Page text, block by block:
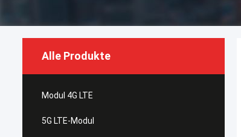
Alle Produkte
Modul 4G LTE
5G LTE-Modul